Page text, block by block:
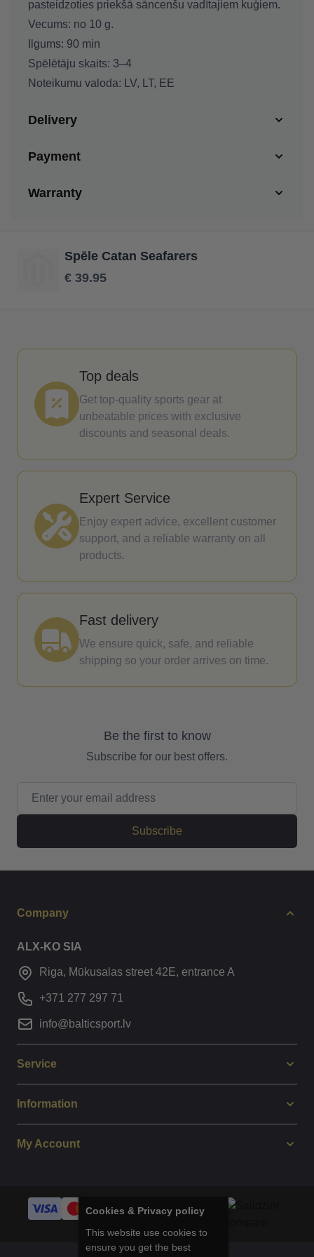
pasteidzoties priekšā sāncenšu vadītajiem kuģiem.
Vecums: no 10 g.
Ilgums: 90 min
Spēlētāju skaits: 3–4
Noteikumu valoda: LV, LT, EE
Delivery
Payment
Warranty
Spēle Catan Seafarers
€ 39.95
Top deals
Get top-quality sports gear at
unbeatable prices with exclusive
discounts and seasonal deals.
Expert Service
Enjoy expert advice, excellent customer
support, and a reliable warranty on all
products.
Fast delivery
We ensure quick, safe, and reliable
shipping so your order arrives on time.
Be the first to know
Subscribe for our best offers.
Subscribe
Company
ALX-KO SIA
Riga, Mūkusalas street 42E, entrance A
+371 277 297 71
info@balticsport.lv
Service
Information
My Account
Cookies & Privacy policy
This website use cookies to
ensure you get the best